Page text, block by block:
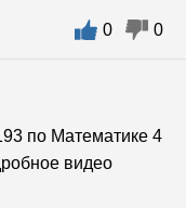
0 0
по Математике 4
видео
Моро 2 часть